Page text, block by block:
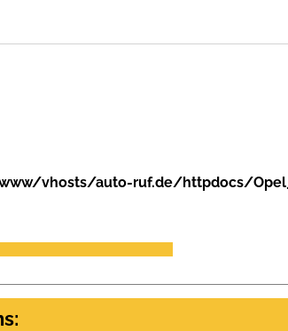
vhosts/auto-ruf.de/httpdocs/